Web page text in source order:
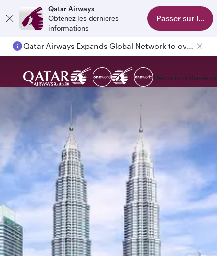
Qatar Airways
Obtenez les dernières
informations
Passer sur
Qatar Airways Expands Global Network to over 160 Destinations
Découvrir